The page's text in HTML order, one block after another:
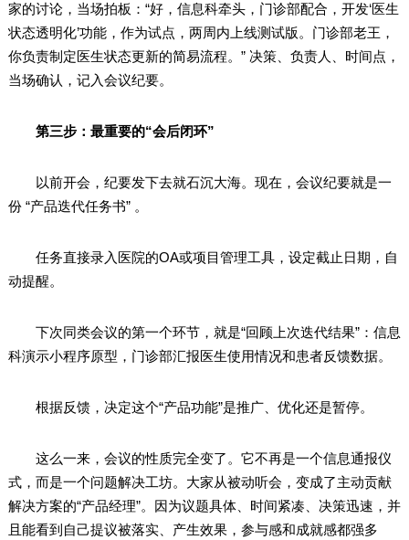
家的讨论，当场拍板：“好，信息科牵头，门诊部配合，开发‘医生
状态透明化’功能，作为试点，两周内上线测试版。门诊部老王，
你负责制定医生状态更新的简易流程。” 决策、负责人、时间点，
当场确认，记入会议纪要。
第三步：最重要的“会后闭环”
以前开会，纪要发下去就石沉大海。现在，会议纪要就是一
份 “产品迭代任务书” 。
任务直接录入医院的OA或项目管理工具，设定截止日期，自
动提醒。
下次同类会议的第一个环节，就是“回顾上次迭代结果”：信息
科演示小程序原型，门诊部汇报医生使用情况和患者反馈数据。
根据反馈，决定这个“产品功能”是推广、优化还是暂停。
这么一来，会议的性质完全变了。它不再是一个信息通报仪
式，而是一个问题解决工坊。大家从被动听会，变成了主动贡献
解决方案的“产品经理”。因为议题具体、时间紧凑、决策迅速，并
且能看到自己提议被落实、产生效果，参与感和成就感都强多